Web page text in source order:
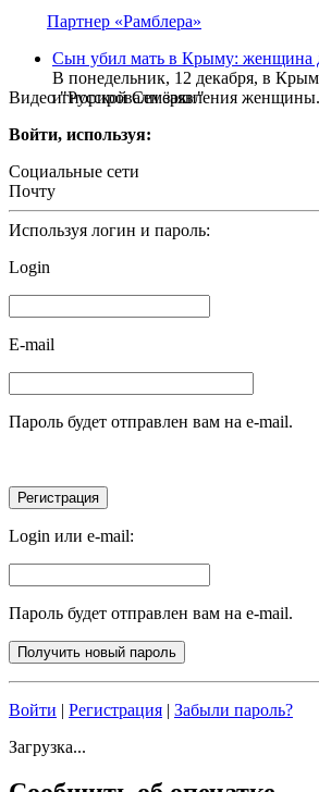
Видео "Русской Семёрки"
Партнер «Рамблера»
Сын убил мать в Крыму: женщина
В понедельник, 12 декабря, в
игнорировали заявления женщины.
Войти, используя:
Социальные сети
Почту
Используя логин и пароль:
Login
E-mail
Пароль будет отправлен вам на e-mail.
Login или e-mail:
Пароль будет отправлен вам на e-mail.
Войти | Регистрация | Забыли пароль?
Загрузка...